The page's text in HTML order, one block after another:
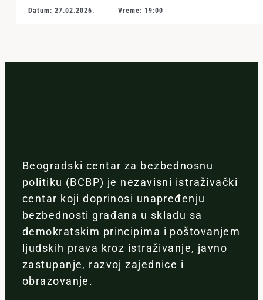
Datum: 27.02.2026. Vreme: 19:00
Beogradski centar za bezbednosnu
politiku (BCBP) je nezavisni istraživački
centar koji doprinosi unapređenju
bezbednosti građana u skladu sa
demokratskim principima i poštovanjem
ljudskih prava kroz istraživanje, javno
zastupanje, razvoj zajednice i
obrazovanje.